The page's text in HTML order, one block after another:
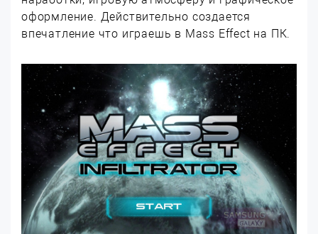
оформление. Действительно создается
впечатление что играешь в Mass Effect на ПК.